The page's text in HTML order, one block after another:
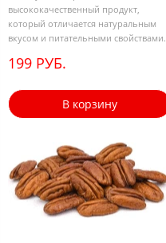
высококачественный продукт,
который отличается натуральным
вкусом и питательными свойствами.
199 РУБ.
В корзину